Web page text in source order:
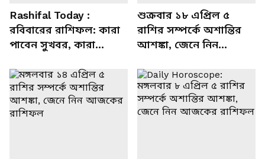
Rashifal Today :
রবিবারের রাশিফল: কারা
পাবেন সুখবর, কারা
বিশদে
শুক্রবার ১৮ এপ্রিল ৫
রাশির সম্পর্কে অশান্তির
আশঙ্কা, জেনে নিন